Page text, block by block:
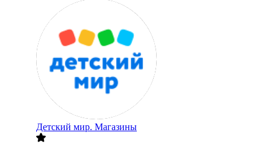
Детский мир. Магазины